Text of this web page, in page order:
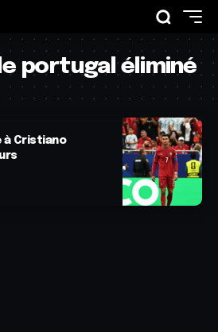
portugal éliminé
à Cristiano